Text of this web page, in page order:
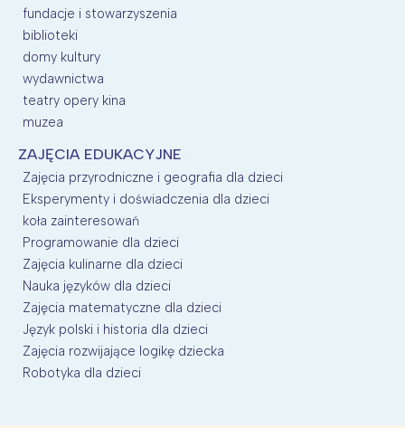
fundacje i stowarzyszenia
biblioteki
domy kultury
wydawnictwa
teatry opery kina
muzea
ZAJĘCIA EDUKACYJNE
Zajęcia przyrodniczne i geografia dla dzieci
Eksperymenty i doświadczenia dla dzieci
koła zainteresowań
Programowanie dla dzieci
Zajęcia kulinarne dla dzieci
Nauka języków dla dzieci
Zajęcia matematyczne dla dzieci
Język polski i historia dla dzieci
Zajęcia rozwijające logikę dziecka
Robotyka dla dzieci